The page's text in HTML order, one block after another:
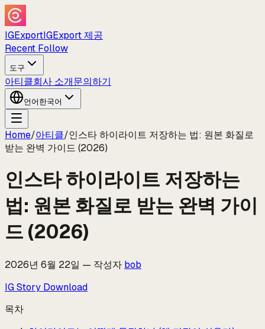
IGExportIGExport 제공
Recent Follow
도구
아티클회사 소개문의하기
언어 한국어
Home/아티클/인스타 하이라이트 저장하는 법: 원본 화질로
받는 완벽 가이드 (2026)
인스타 하이라이트 저장하는
법: 원본 화질로 받는 완벽 가이
드 (2026)
2026년 6월 22일 — 작성자 bob
IG Story Download
목차